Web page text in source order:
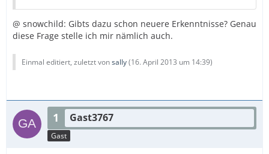
@ snowchild: Gibts dazu schon neuere Erkenntnisse? Genau
diese Frage stelle ich mir nämlich auch.
Einmal editiert, zuletzt vonsally(16. April 2013 um 14:39)
1 Gast3767
Gast